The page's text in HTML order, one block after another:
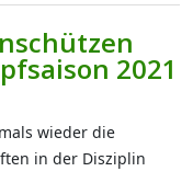
2021
wieder die
in der Disziplin